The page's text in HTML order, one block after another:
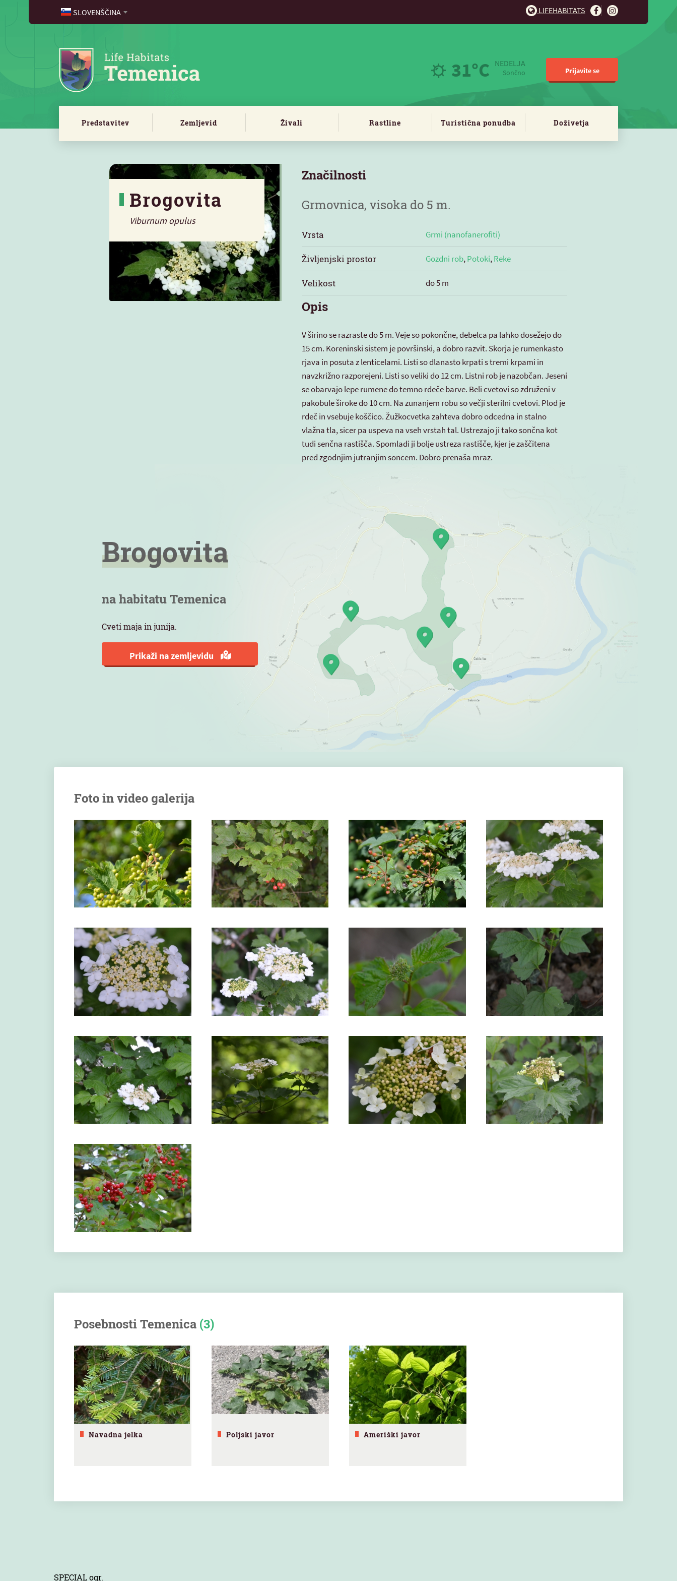
SLOVENŠČINA LIFEHABITATS
31°C NEDELJA
Sončno Prijavite se
Predstavitev Zemljevid Živali Rastline Turistična ponudba Doživetja
Brogovita
Viburnum opulus
Značilnosti
Grmovnica, visoka do 5 m.
Vrsta Grmi (nanofanerofiti)
Življenjski prostor Gozdni rob,Potoki,Reke
Velikost do 5 m
Opis
V širino se razraste do 5 m. Veje so pokončne, debelca pa lahko dosežejo do
15 cm. Koreninski sistem je površinski, a dobro razvit. Skorja je rumenkasto
rjava in posuta z lenticelami. Listi so dlanasto krpati s tremi krpami in
navzkrižno razporejeni. Listi so veliki do 12 cm. Listni rob je nazobčan. Jeseni
se obarvajo lepe rumene do temno rdeče barve. Beli cvetovi so združeni v
pakobule široke do 10 cm. Na zunanjem robu so večji sterilni cvetovi. Plod je
rdeč in vsebuje koščico. Žužkocvetka zahteva dobro odcedna in stalno
vlažna tla, sicer pa uspeva na vseh vrstah tal. Ustrezajo ji tako sončna kot
tudi senčna rastišča. Spomladi ji bolje ustreza rastišče, kjer je zaščitena
pred zgodnjim jutranjim soncem. Dobro prenaša mraz.
Brogovita
na habitatu Temenica
Cveti maja in junija.
Prikaži na zemljevidu
Foto in video galerija
Posebnosti Temenica (3)
Navadna jelka Poljski javor Ameriški javor
SPECIAL ogr.